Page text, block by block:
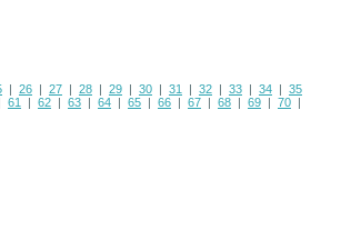
| 26 | 27 | 28 | 29 | 30 | 31 | 32 | 33 | 34 | 35
61 | 62 | 63 | 64 | 65 | 66 | 67 | 68 | 69 | 70 |